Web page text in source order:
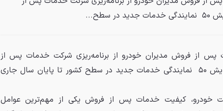
پس از فروش مدیران خودرو از برنامه‌ریزی شرکت خدمات پس از
فروش مدیران خودرو برای افزایش ۵۰ نمایندگی خدمات جدید در سطح کشور تا پایان سال جاری
خودرو، کیفیت خدمات پس از فروش یکی از مهم‌ترین عوامل